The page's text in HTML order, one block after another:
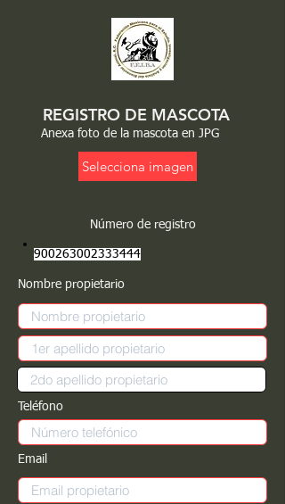
REGISTRO DE MASCOTA
Anexa foto de la mascota en JPG
Selecciona imagen
Número de registro
900263002333444
Nombre propietario
Teléfono
Email